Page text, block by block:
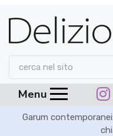
Menu
Garum